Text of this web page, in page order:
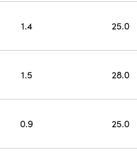
1.4 25.0
1.5 28.0
0.9 25.0